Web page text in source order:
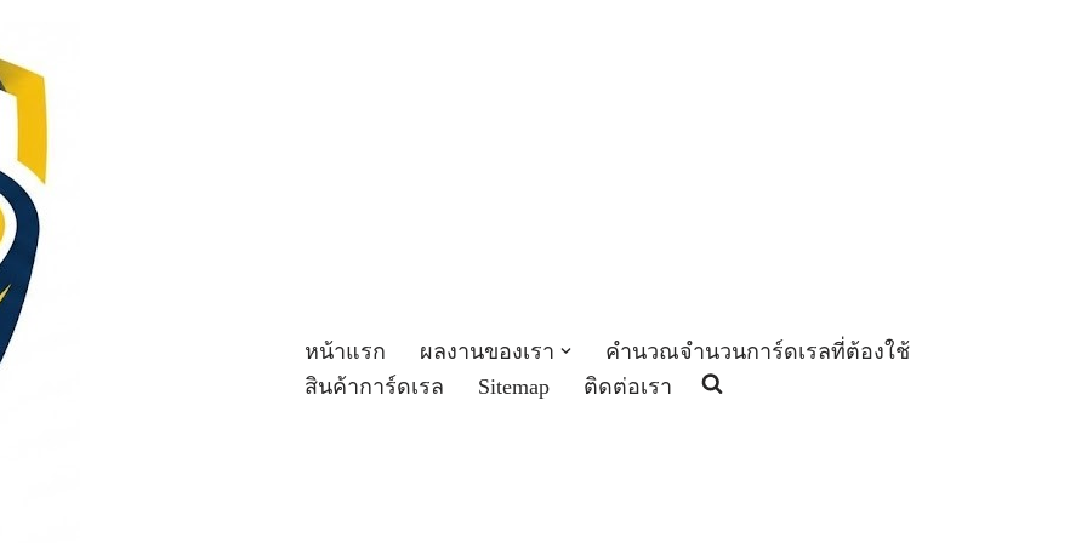
หน้าแรก ผลงานของเรา
คำนวณจำนวนการ์ดเรลที่ต้องใช้
สินค้าการ์ดเรล
Sitemap ติดต่อเรา